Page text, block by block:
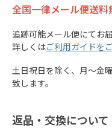
全国一律メール便送料
追跡可能メール便にてお
詳しくはご利用ガイドを
土日祝日を除く、月～金
致します。
返品・交換について